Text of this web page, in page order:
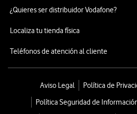
¿Quieres ser distribuidor Vodafone?
Localiza tu tienda física
Teléfonos de atención al cliente
Aviso Legal
Política de
Política Seguridad de